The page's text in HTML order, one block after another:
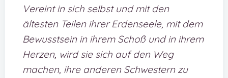
Vereint in sich selbst und mit den
ältesten Teilen ihrer Erdenseele, mit dem
Bewusstsein in ihrem Schoß und in ihrem
Herzen, wird sie sich auf den Weg
machen, ihre anderen Schwestern zu